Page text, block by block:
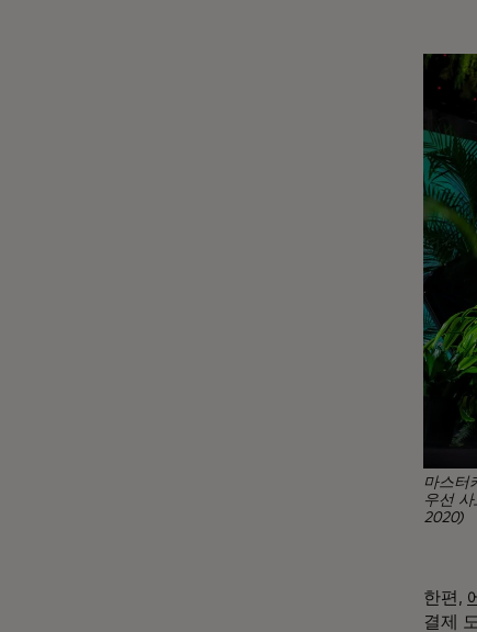
마스터
우선
2020)
한편,
결제